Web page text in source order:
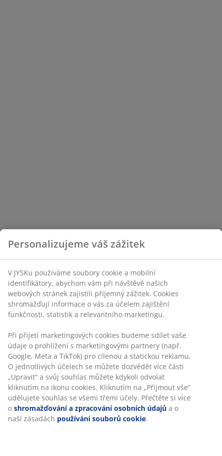
Personalizujeme váš zážitek
V JYSKu používáme soubory cookie a mobilní
identifikátory, abychom vám při návštěvě našich
webových stránek zajistili příjemný zážitek. Cookies
shromažďují informace o vás za účelem zajištění
funkčnosti, statistik a relevantního marketingu.
Při přijetí marketingových cookies budeme sdílet vaše
údaje o prohlížení s marketingovými partnery (např.
Google, Meta a TikTok) pro cílenou a statickou reklamu.
O jednotlivých účelech se můžete dozvědět více části
„Upravit“ a svůj souhlas můžete kdykoli odvolat
kliknutím na ikonu cookies. Kliknutím na „Přijmout vše“
udělujete souhlas se všemi třemi účely. Přečtěte si více
o shromažďování a zpracování osobních údajů a o
naší zásadách používání souborů cookie.